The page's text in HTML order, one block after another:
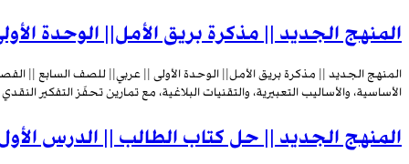
المنهج الجديد || مذكرة بريق الأمل|| الوحدة
المنهج الجديد || مذكرة بريق الأمل|| الوحدة الأولى || عربي|| للصف السابع ||
الأساسية، والأساليب التعبيرية، والتقنيات البلاغية، مع تمارين تحفّز التفكير
المنهج الجديد || حل كتاب الطالب || الدرس